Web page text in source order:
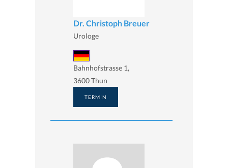
Dr. Christoph Breuer
Urologe
Bahnhofstrasse 1,
3600 Thun
TERMIN